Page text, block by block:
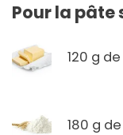
Pour la pâte
120 g
180 g